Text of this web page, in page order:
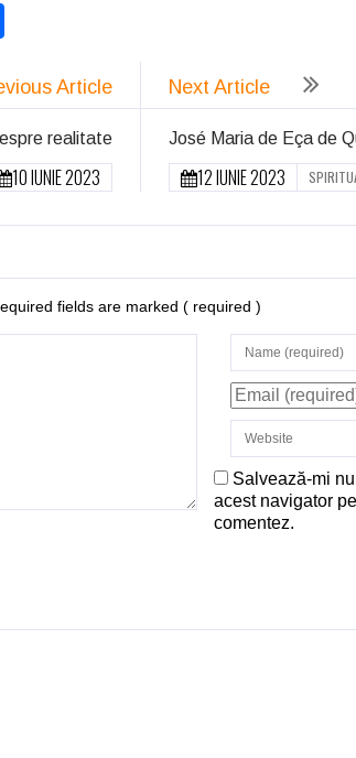
Article
realitate
10 IUNIE 2023
Next Article
José Maria de Eça de
12 IUNIE 2023
fields are marked ( required )
Salvează-mi
acest navigator
comentez.